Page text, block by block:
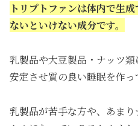
トリプトファンは体内で生
ないといけない成分です。
乳製品や大豆製品・ナッツ
安定させ質の良い睡眠を作っ
乳製品が苦手な方や、あま